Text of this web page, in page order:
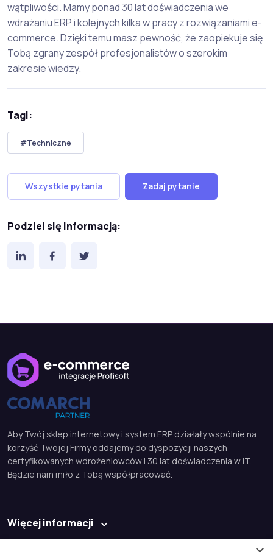
wątpliwości. Mamy ponad 30 lat doświadczenia we
wdrażaniu ERP i kolejnych kilka w pracy z rozwiązaniami e-
commerce. Dzięki temu masz pewność, że zaopiekuje się
Tobą zgrany zespół profesjonalistów o szerokim
zakresie wiedzy.
Tagi:
#Techniczne
Wszystkie pytania Zadaj pytanie
Podziel się informacją:
Aby Twój sklep internetowy i system ERP działały wspólnie na
korzyść Twojej Firmy oddajemy do dyspozycji naszych
certyfikowanych wdrożeniowców i 30 lat doświadczenia w IT.
Będzie nam miło z Tobą współpracować.
Więcej informacji